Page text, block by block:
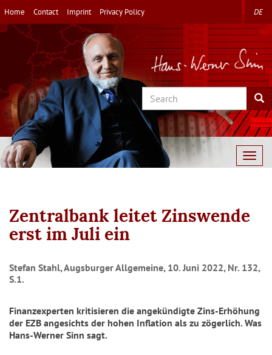
Skip
to
main
Home Contact Imprint Privacy Policy DE
Search
Zentralbank leitet Zinswende
erst im Juli ein
Stefan Stahl, Augsburger Allgemeine, 10. Juni 2022, Nr. 132,
S.1.
Finanzexperten kritisieren die angekündigte Zins-Erhöhung
der EZB angesichts der hohen Inflation als zu zögerlich. Was
Hans-Werner Sinn sagt.